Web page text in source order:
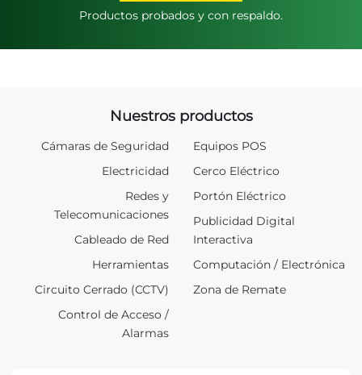
Productos probados y con respaldo.
Nuestros productos
Cámaras de Seguridad
Electricidad
Redes y
Telecomunicaciones
Cableado de Red
Herramientas
Circuito Cerrado (CCTV)
Control de Acceso /
Alarmas
Equipos POS
Cerco Eléctrico
Portón Eléctrico
Publicidad Digital
Interactiva
Computación / Electrónica
Zona de Remate